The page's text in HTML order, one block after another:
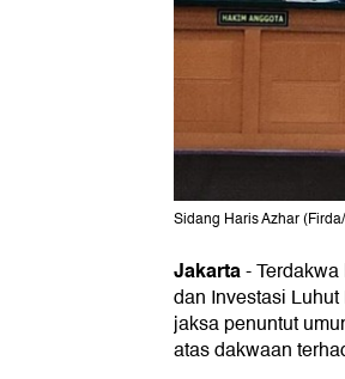
Sidang Haris Azhar
Jakarta-
dan Investasi
jaksa penuntut
atas dakwaan